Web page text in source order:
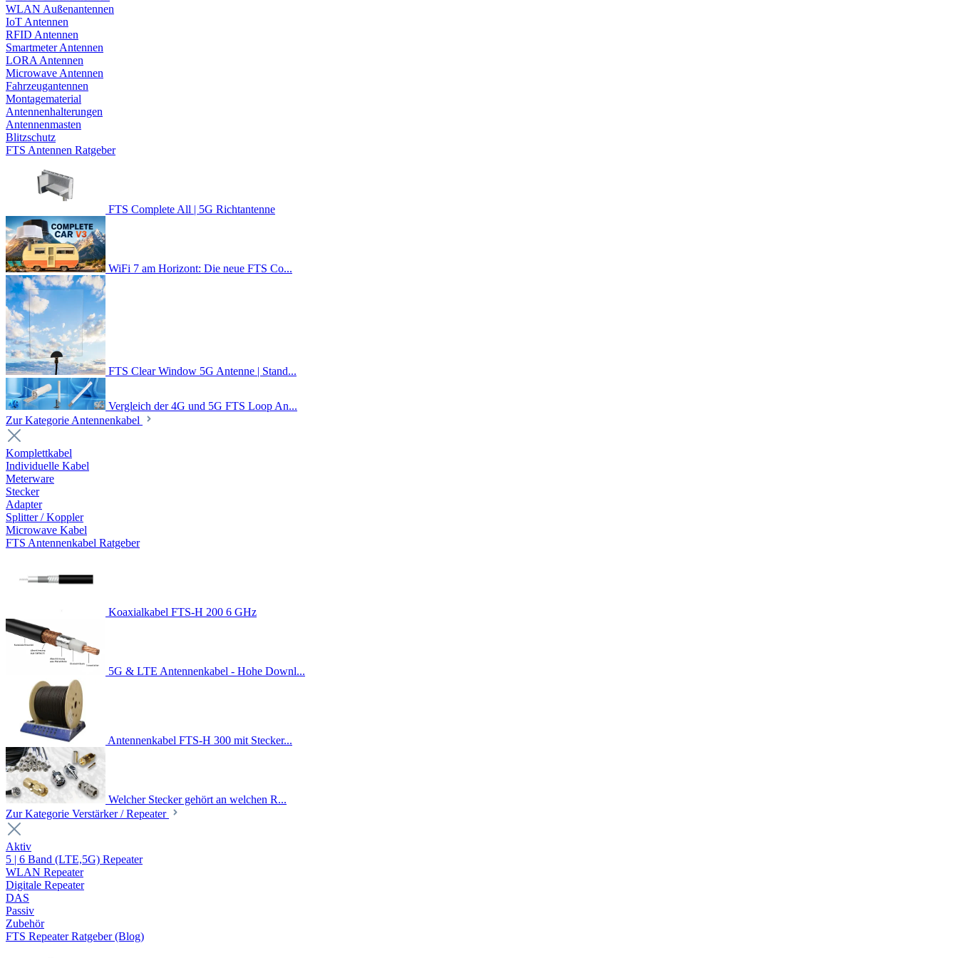
WLAN Außenantennen
IoT Antennen
RFID Antennen
Smartmeter Antennen
LORA Antennen
Microwave Antennen
Fahrzeugantennen
Montagematerial
Antennenhalterungen
Antennenmasten
Blitzschutz
FTS Antennen Ratgeber
FTS Complete All | 5G Richtantenne
WiFi 7 am Horizont: Die neue FTS Co...
FTS Clear Window 5G Antenne | Stand...
Vergleich der 4G und 5G FTS Loop An...
Zur Kategorie Antennenkabel
Komplettkabel
Individuelle Kabel
Meterware
Stecker
Adapter
Splitter / Koppler
Microwave Kabel
FTS Antennenkabel Ratgeber
Koaxialkabel FTS-H 200 6 GHz
5G & LTE Antennenkabel - Hohe Downl...
Antennenkabel FTS-H 300 mit Stecker...
Welcher Stecker gehört an welchen R...
Zur Kategorie Verstärker / Repeater
Aktiv
5 | 6 Band (LTE,5G) Repeater
WLAN Repeater
Digitale Repeater
DAS
Passiv
Zubehör
FTS Repeater Ratgeber (Blog)